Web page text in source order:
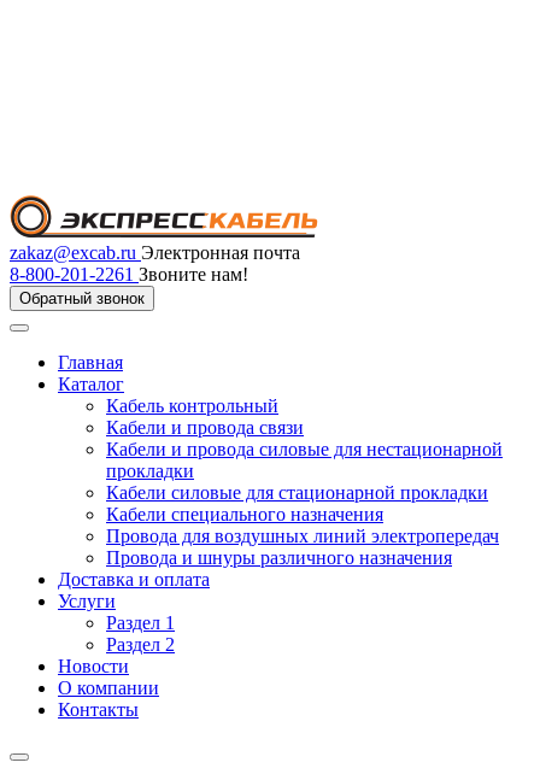
zakaz@excab.ru Электронная почта
8-800-201-2261 Звоните нам!
Обратный звонок
Главная
Каталог
Кабель контрольный
Кабели и провода связи
Кабели и провода силовые для нестационарной
прокладки
Кабели силовые для стационарной прокладки
Кабели специального назначения
Провода для воздушных линий электропередач
Провода и шнуры различного назначения
Доставка и оплата
Услуги
Раздел 1
Раздел 2
Новости
О компании
Контакты